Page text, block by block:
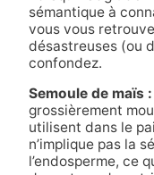
sémantique à
vous vous
désastreuses (ou
confondez.
Semoule de maïs :
grossièrement
utilisent dans le
n’implique pas la
l’endosperme, ce